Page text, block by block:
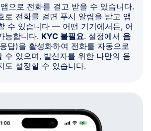
으로 전화를 걸고 받을 수 있습니다.
로 전화를 걸면 푸시 알림을 받고 앱
수 있습니다 — 어떤 기기에서든, 어
능합니다. KYC 불필요. 설정에서 음
답)을 활성화하여 전화를 자동으로
수 있으며, 발신자를 위한 나만의 음
도 설정할 수 있습니다.